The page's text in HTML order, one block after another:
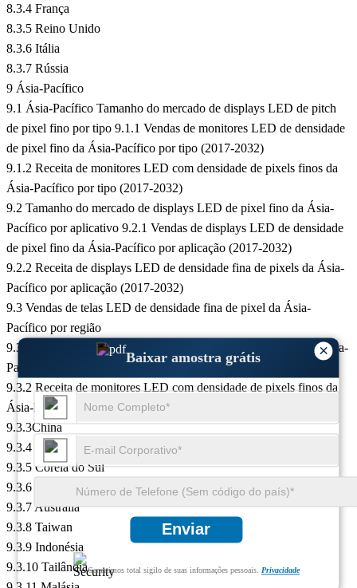
×
Baixar amostra grátis
Enviar
Garantimos total sigilo de suas informações pessoais. Privacidade
8.3.4 França
8.3.5 Reino Unido
8.3.6 Itália
8.3.7 Rússia
9 Ásia-Pacífico
9.1 Ásia-Pacífico Tamanho do mercado de displays LED de pitch
de pixel fino por tipo 9.1.1 Vendas de monitores LED de densidade
de pixel fino da Ásia-Pacífico por tipo (2017-2032)
9.1.2 Receita de monitores LED com densidade de pixels finos da
Ásia-Pacífico por tipo (2017-2032)
9.2 Tamanho do mercado de displays LED de pixel fino da Ásia-
Pacífico por aplicativo 9.2.1 Vendas de displays LED de densidade
de pixel fino da Ásia-Pacífico por aplicação (2017-2032)
9.2.2 Receita de displays LED de densidade fina de pixels da Ásia-
Pacífico por aplicação (2017-2032)
9.3 Vendas de telas LED de densidade fina de pixel da Ásia-
Pacífico por região
9.3.1 Vendas de monitores LED de densidade de pixel fino da Ásia-
Pacífico por região (2017-2032)
9.3.2 Receita de monitores LED com densidade de pixels finos da
Ásia-Pacífico por região (2017-2032)
9.3.3China
9.3.4 Japão
9.3.5 Coreia do Sul
9.3.6 Índia
9.3.7 Austrália
9.3.8 Taiwan
9.3.9 Indonésia
9.3.10 Tailândia